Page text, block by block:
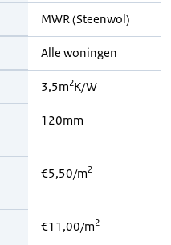
MWR (Steenwol)
Alle woningen
3,5m2K/W
120mm
€5,50/m2
€11,00/m2